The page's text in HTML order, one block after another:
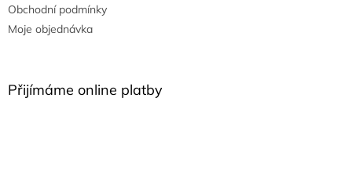
Obchodní podmínky
Moje objednávka
Přijímáme online platby